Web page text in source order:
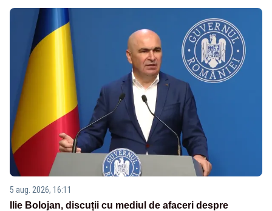
5 aug. 2026, 16:11
Ilie Bolojan, discuții cu mediul de afaceri despre